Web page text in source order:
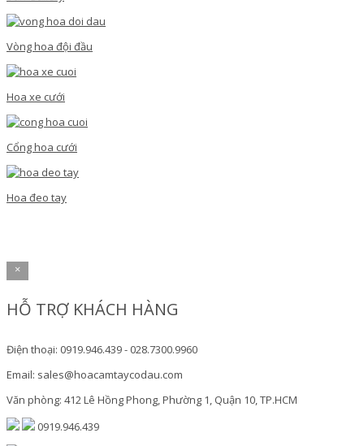
Vòng hoa đội đầu
Hoa xe cưới
Cổng hoa cưới
Hoa đeo tay
×
HỖ TRỢ KHÁCH HÀNG
Điện thoại: 0919.946.439 - 028.7300.9960
Email: sales@hoacamtaycodau.com
Văn phòng: 412 Lê Hồng Phong, Phường 1, Quận 10, TP.HCM
0919.946.439